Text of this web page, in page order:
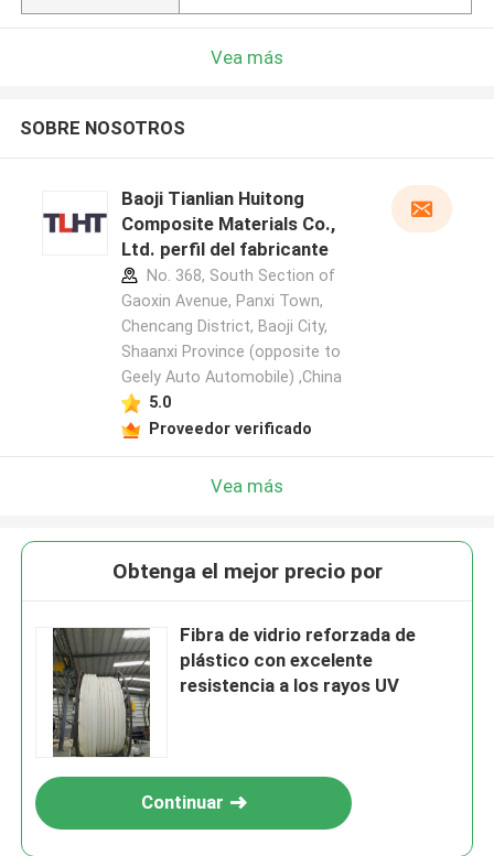
Vea más
SOBRE NOSOTROS
Baoji Tianlian Huitong
Composite Materials Co.,
Ltd. perfil del fabricante
No. 368, South Section of
Gaoxin Avenue, Panxi Town,
Chencang District, Baoji City,
Shaanxi Province (opposite to
Geely Auto Automobile) ,China
5.0
Proveedor verificado
Vea más
Obtenga el mejor precio por
Fibra de vidrio reforzada de
plástico con excelente
resistencia a los rayos UV
Continuar